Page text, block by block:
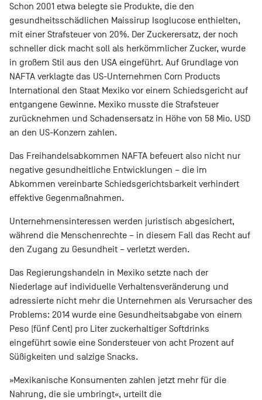
Schon 2001 etwa belegte sie Produkte, die den
gesundheitsschädlichen Maissirup Isoglucose enthielten,
mit einer Strafsteuer von 20%. Der Zuckerersatz, der noch
schneller dick macht soll als herkömmlicher Zucker, wurde
in großem Stil aus den USA eingeführt. Auf Grundlage von
NAFTA verklagte das US-Unternehmen Corn Products
International den Staat Mexiko vor einem Schiedsgericht auf
entgangene Gewinne. Mexiko musste die Strafsteuer
zurücknehmen und Schadensersatz in Höhe von 58 Mio. USD
an den US-Konzern zahlen.
Das Freihandelsabkommen NAFTA befeuert also nicht nur
negative gesundheitliche Entwicklungen – die im
Abkommen vereinbarte Schiedsgerichtsbarkeit verhindert
effektive Gegenmaßnahmen.
Unternehmensinteressen werden juristisch abgesichert,
während die Menschenrechte – in diesem Fall das Recht auf
den Zugang zu Gesundheit – verletzt werden.
Das Regierungshandeln in Mexiko setzte nach der
Niederlage auf individuelle Verhaltensveränderung und
adressierte nicht mehr die Unternehmen als Verursacher des
Problems: 2014 wurde eine Gesundheitsabgabe von einem
Peso (fünf Cent) pro Liter zuckerhaltiger Softdrinks
eingeführt sowie eine Sondersteuer von acht Prozent auf
Süßigkeiten und salzige Snacks.
»Mexikanische Konsumenten zahlen jetzt mehr für die
Nahrung, die sie umbringt«, urteilt die